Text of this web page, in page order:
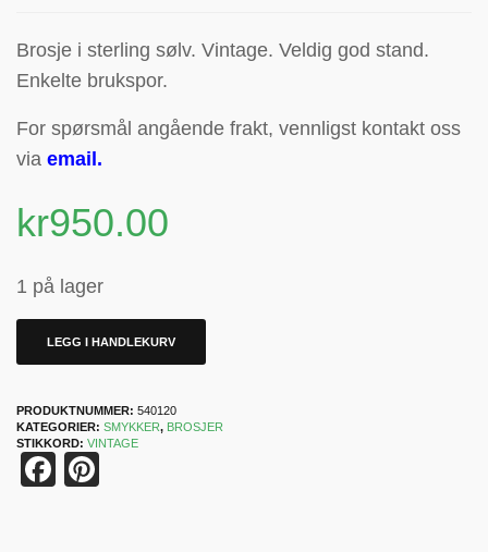
Brosje i sterling sølv. Vintage. Veldig god stand.
Enkelte brukspor.
For spørsmål angående frakt, vennligst kontakt oss
via email .
kr950.00
1 på lager
LEGG I HANDLEKURV
PRODUKTNUMMER: 540120
KATEGORIER: SMYKKER, BROSJER
STIKKORD: VINTAGE
Facebook